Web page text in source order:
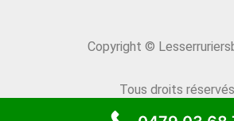
Copyright ©
Tous droits